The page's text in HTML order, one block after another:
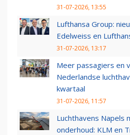
31-07-2026, 13:55
Lufthansa Group:
Edelweiss en
31-07-2026, 13:17
Meer passagiers en
Nederlandse
kwartaal
31-07-2026, 11:57
Luchthavens Napels
onderhoud: KLM en